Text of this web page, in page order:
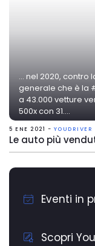
... nel 2020,
generale che è la
a 43.000 vetture
500x con 31....
5 ENE 2021 -
Le auto più
Eventi in
Scopri